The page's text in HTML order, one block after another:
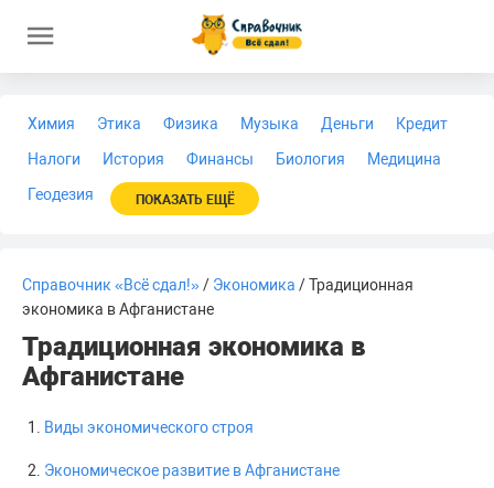
Химия Этика Физика Музыка Деньги
Кредит
Налоги
История Финансы Биология
Медицина
Геодезия
ПОКАЗАТЬ ЕЩЁ
Справочник «Всё сдал!»/ Экономика / Традиционная
экономика в Афганистане
Традиционная экономика в
Афганистане
Виды экономического строя
Экономическое развитие в Афганистане